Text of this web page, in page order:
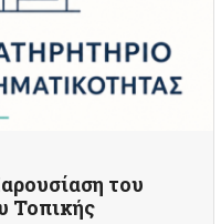
του
Τοπικής